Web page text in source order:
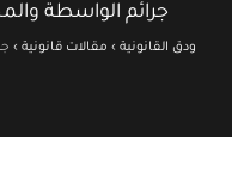
جرائم الواسطة
ودق القانونية › مقالات قانونية ›